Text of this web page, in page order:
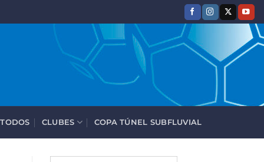
CLUBES COPA TÚNEL SUBFLUVIAL